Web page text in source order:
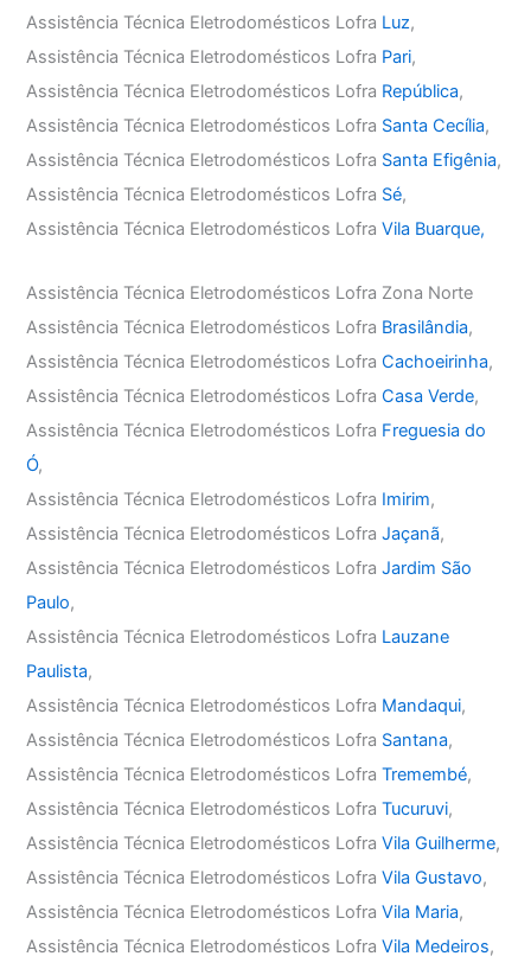
Assistência Técnica Eletrodomésticos Lofra Luz,
Assistência Técnica Eletrodomésticos Lofra Pari,
Assistência Técnica Eletrodomésticos Lofra República,
Assistência Técnica Eletrodomésticos Lofra Santa Cecília,
Assistência Técnica Eletrodomésticos Lofra Santa Efigênia,
Assistência Técnica Eletrodomésticos Lofra Sé,
Assistência Técnica Eletrodomésticos LofraVila Buarque,
Assistência Técnica Eletrodomésticos Lofra Zona Norte
Assistência Técnica Eletrodomésticos Lofra Brasilândia,
Assistência Técnica Eletrodomésticos LofraCachoeirinha,
Assistência Técnica Eletrodomésticos LofraCasa Verde,
Assistência Técnica Eletrodomésticos Lofra Freguesia do
Ó,
Assistência Técnica Eletrodomésticos Lofra Imirim,
Assistência Técnica Eletrodomésticos LofraJaçanã,
Assistência Técnica Eletrodomésticos LofraJardim São
Paulo,
Assistência Técnica Eletrodomésticos Lofra Lauzane
Paulista,
Assistência Técnica Eletrodomésticos Lofra Mandaqui,
Assistência Técnica Eletrodomésticos Lofra Santana,
Assistência Técnica Eletrodomésticos LofraTremembé,
Assistência Técnica Eletrodomésticos LofraTucuruvi,
Assistência Técnica Eletrodomésticos LofraVila Guilherme,
Assistência Técnica Eletrodomésticos LofraVila Gustavo,
Assistência Técnica Eletrodomésticos LofraVila Maria,
Assistência Técnica Eletrodomésticos LofraVila Medeiros,